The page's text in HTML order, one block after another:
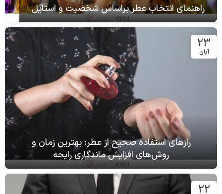
راهنمای انتخاب عطر براساس شخصیت و استایل
23
آبان
رازهای استفاده صحیح از عطر: بهترین زمان و
روش‌های افزایش ماندگاری رایحه
22